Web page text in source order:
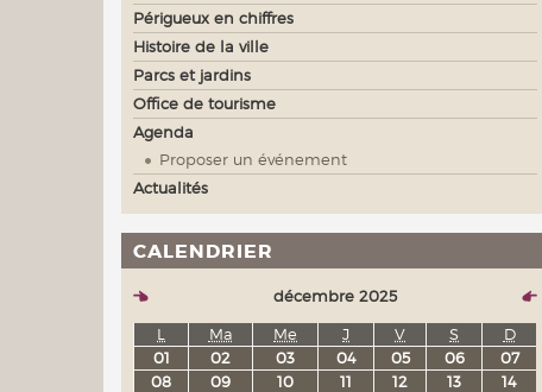
Périgueux en chiffres
Histoire de la ville
Parcs et jardins
Office de tourisme
Agenda
Proposer un événement
Actualités
CALENDRIER
décembre 2025
L
Ma Me J V S
D
01
02 03 04 05 06
07
08
09 10 11 12 13
14